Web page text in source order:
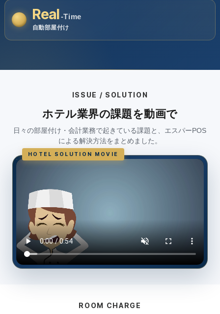
Real-Time
自動部屋付け
ISSUE / SOLUTION
ホテル業界の課題を動画で
日々の部屋付け・会計業務で起きている課題と、エスパーPOS
による解決方法をまとめました。
HOTEL SOLUTION MOVIE
ROOM CHARGE